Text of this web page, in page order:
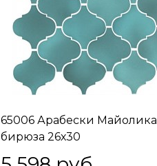
65006 Арабески Майолика
бирюза 26х30